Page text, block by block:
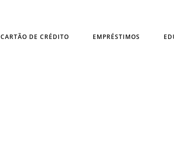
CARTÃO DE CRÉDITO EMPRÉSTIMOS